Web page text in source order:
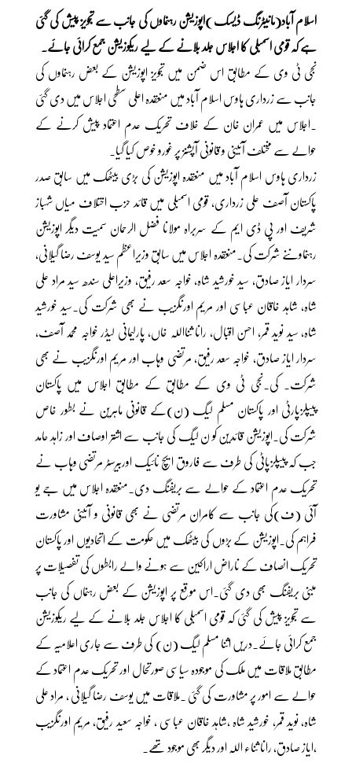
اسلام آباد(مانیٹرنگ ڈیسک )اپوزیشن رہنماوں کی جانب سے تجویز پیش کی گئی
ہے کہ قومی اسمبلی کا اجلاس جلد بلانے کے لیے ریکوزیشن جمع کرائی جائے۔
نجی ٹی وی کے مطابق اس ضمن میں تجویز اپوزیشن کے بعض رہنماوں کی
جانب سے زرداری ہاوس اسلام آباد میں منعقدہ اعلی سطحی اجلاس میں دی گئی
۔اجلاس میں عمران خان کے خلاف تحریک عدم اعتماد پیش کرنے کے
حوالے سے مختلف آئینی و قانونی آپشنز پر غورو خوص کیا گیا۔
زرداری ہاوس اسلام آباد میں منعقدہ اپوزیشن کی بڑی بیٹھک میں سابق صدر
پاکستان آصف علی زرداری، قومی اسمبلی میں قائد حزب اختلاف میاں شہباز
شریف اور پی ڈی ایم کے سربراہ مولانا فضل الرحمان سمیت دیگر اپوزیشن
رہنماوںنے شرکت کی۔منعقدہ اجلاس میں سابق وزیراعظم سید یوسف رضا گیلانی،
سردار ایاز صادق، سید خورشید شاہ، خواجہ سعد رفیق، وزیراعلی سندھ سید مراد علی
شاہ، شاہد خاقان عباسی اور مریم اورنگزیب نے بھی شرکت کی۔سید خورشید
شاہ، سید نوید قمر، احسن اقبال، رانا ثنااللہ خاں، پارلیمانی لیڈر خواجہ محمد آصف،
سردار ایاز صادق، خواجہ سعد رفیق، مرتضی وہاب اور مریم اورنگزیب نے بھی
شرکت۔ کی۔نجی ٹی وی کے مطابق کے مطابق اجلاس میں پاکستان
پیپلزپارٹی اور پاکستان مسلم لیگ (ن)کے قانونی ماہرین نے بطور خاص
شرکت کی۔اپوزیشن قائدین کو ن لیگ کی جانب سے اشتر اوصاف اور زاہد حامد
جب کہ پیپلزپاٹی کی طرف سے فاروق ایچ نائیک اوربیرسٹر مرتضی وہاب نے
تحریک عدم اعتماد کے حوالے سے بریفنگ دی۔منعقدہ اجلاس میں جے یو
آئی (ف)کی جانب سے کامران مرتضی نے بھی قانونی و آئینی مشاورت
فراہم کی۔اپوزیشن کے بڑوں کی بیٹھک میں حکومت کے اتحادیوں اور پاکستان
تحریک انصاف کے ناراض اراکین سے ہونے والے رابطوں کی تفصیلات پر
مبنی بریفنگ بھی دی گئی۔اس موقع پر اپوزیشن کے بعض رہنماں کی جانب
سے تجویز پیش کی گئی کہ قومی اسمبلی کا اجلاس جلد بلانے کے لیے ریکوزیشن
جمع کرائی جائے۔دریں اثنا مسلم لیگ (ن) کی طرف سے جاری اعلامیہ کے
مطابق ملاقات میں ملک کی موجودہ سیاسی صورتحال اور تحریک عدم اعتماد کے
حوالے سے امور پر مشاورت کی گئی ۔ملاقات میں یوسف رضا گیلانی ، مراد علی
شاہ، نوید قمر، خورشید شاہ ،شاہد خاقان عباسی ، خواجہ سعید رفیق، مریم اورنگزیب
،ایاز صادق، رانا ثناء اللہ اور دیگر بھی موجود تھے۔